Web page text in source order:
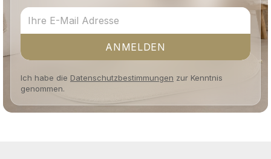
ANMELDEN
Ich habe die Datenschutzbestimmungen zur Kenntnis
genommen.